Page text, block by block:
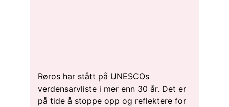
Røros har stått på UNESCOs
verdensarvliste i mer enn 30 år. Det er
på tide å stoppe opp og reflektere for